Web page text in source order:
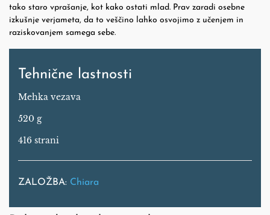
tako staro vprašanje, kot kako ostati mlad. Prav zaradi osebne
izkušnje verjameta, da to veščino lahko osvojimo z učenjem in
raziskovanjem samega sebe.
Tehnične lastnosti
Mehka vezava
520 g
416 strani
ZALOŽBA: Chiara